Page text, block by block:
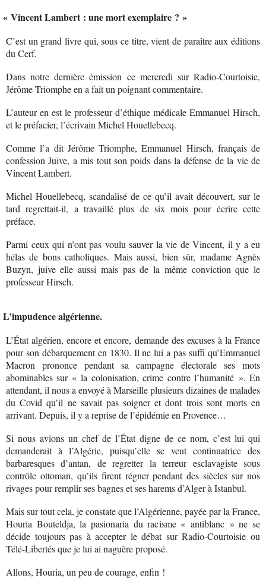
« Vincent Lambert : une mort exemplaire ? »
C’est un grand livre qui, sous ce titre, vient de paraître aux éditions
du Cerf.
Dans notre dernière émission ce mercredi sur Radio-Courtoisie,
Jérôme Triomphe en a fait un poignant commentaire.
L’auteur en est le professeur d’éthique médicale Emmanuel Hirsch,
et le préfacier, l’écrivain Michel Houellebecq.
Comme l’a dit Jérôme Triomphe, Emmanuel Hirsch, français de
confession Juive, a mis tout son poids dans la défense de la vie de
Vincent Lambert.
Michel Houellebecq, scandalisé de ce qu’il avait découvert, sur le
tard regrettait-il, a travaillé plus de six mois pour écrire cette
préface.
Parmi ceux qui n’ont pas voulu sauver la vie de Vincent, il y a eu
hélas de bons catholiques. Mais aussi, bien sûr, madame Agnès
Buzyn, juive elle aussi mais pas de la même conviction que le
professeur Hirsch.
L’impudence algérienne.
L’État algérien, encore et encore, demande des excuses à la France
pour son débarquement en 1830. Il ne lui a pas suffi qu’Emmanuel
Macron prononce pendant sa campagne électorale ses mots
abominables sur « la colonisation, crime contre l’humanité ». En
attendant, il nous a envoyé à Marseille plusieurs dizaines de malades
du Covid qu’il ne savait pas soigner et dont trois sont morts en
arrivant. Depuis, il y a reprise de l’épidémie en Provence…
Si nous avions un chef de l’État digne de ce nom, c’est lui qui
demanderait à l’Algérie, puisqu’elle se veut continuatrice des
barbaresques d’antan, de regretter la terreur esclavagiste sous
contrôle ottoman, qu’ils firent régner pendant des siècles sur nos
rivages pour remplir ses bagnes et ses harems d’Alger à Istanbul.
Mais sur tout cela, je constate que l’Algérienne, payée par la France,
Houria Bouteldja, la pasionaria du racisme « antiblanc » ne se
décide toujours pas à accepter le débat sur Radio-Courtoisie ou
Télé-Libertés que je lui ai naguère proposé.
Allons, Houria, un peu de courage, enfin !